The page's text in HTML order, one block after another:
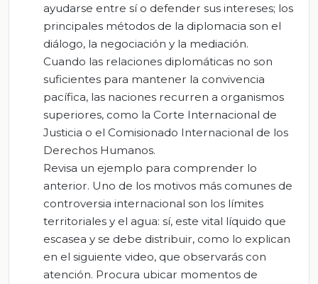
ayudarse entre sí o defender sus intereses; los
principales métodos de la diplomacia son el
diálogo, la negociación y la mediación.
Cuando las relaciones diplomáticas no son
suficientes para mantener la convivencia
pacífica, las naciones recurren a organismos
superiores, como la Corte Internacional de
Justicia o el Comisionado Internacional de los
Derechos Humanos.
Revisa un ejemplo para comprender lo
anterior. Uno de los motivos más comunes de
controversia internacional son los límites
territoriales y el agua: sí, este vital líquido que
escasea y se debe distribuir, como lo explican
en el siguiente video, que observarás con
atención. Procura ubicar momentos de